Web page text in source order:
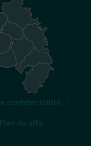
confidentialité
Plan du site